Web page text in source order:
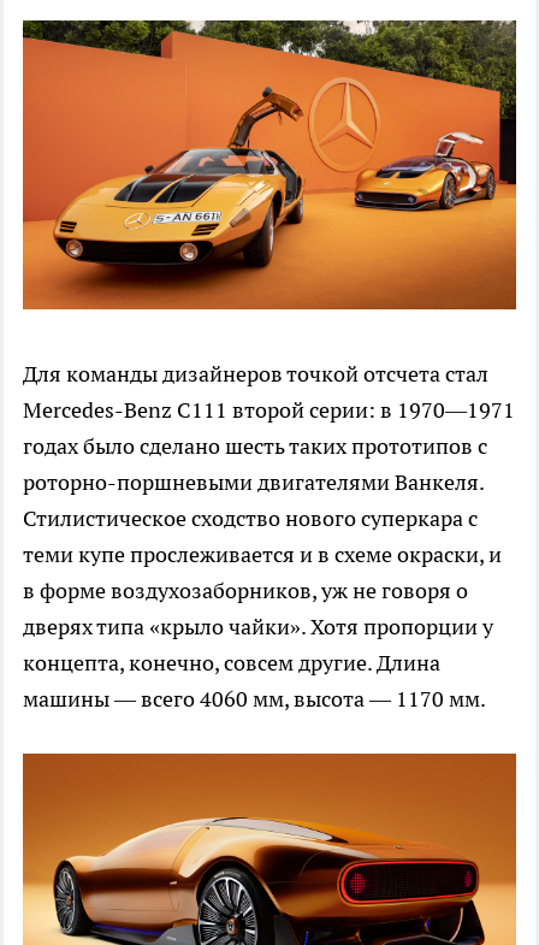
Для команды дизайнеров точкой отсчета стал
Mercedes-Benz C111 второй серии: в 1970—1971
годах было сделано шесть таких прототипов с
роторно-поршневыми двигателями Ванкеля.
Стилистическое сходство нового суперкара с
теми купе прослеживается и в схеме окраски, и
в форме воздухозаборников, уж не говоря о
дверях типа «крыло чайки». Хотя пропорции у
концепта, конечно, совсем другие. Длина
машины — всего 4060 мм, высота — 1170 мм.